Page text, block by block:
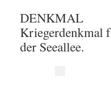
DENKMAL
Kriegerdenkmal
der Seeallee.